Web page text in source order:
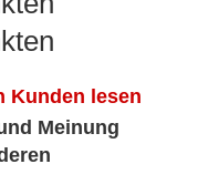
Kunden lesen
Meinung